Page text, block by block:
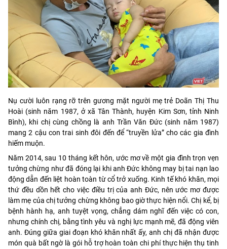
Nụ cười luôn rạng rỡ trên gương mặt người mẹ trẻ Doãn Thị Thu
Hoài (sinh năm 1987, ở xã Tân Thành, huyện Kim Sơn, tỉnh Ninh
Bình), khi chị cùng chồng là anh Trần Văn Đức (sinh năm 1987)
mang 2 cậu con trai sinh đôi đến để “truyền lửa” cho các gia đình
hiếm muộn.
Năm 2014, sau 10 tháng kết hôn, ước mơ về một gia đình trọn vẹn
tưởng chừng như đã đóng lại khi anh Đức không may bị tai nạn lao
động dẫn đến liệt hoàn toàn từ cổ trở xuống. Kinh tế khó khăn, mọi
thứ đều dồn hết cho việc điều trị của anh Đức, nên ước mơ được
làm mẹ của chị tưởng chừng không bao giờ thực hiện nổi. Chị kể, bị
bệnh hành hạ, anh tuyệt vọng, chẳng dám nghĩ đến việc có con,
nhưng chính chị, bằng tình yêu và nghị lực mạnh mẽ, đã động viên
anh. Đúng giữa giai đoạn khó khăn nhất ấy, anh chị đã nhận được
món quà bất ngờ là gói hỗ trợ hoàn toàn chi phí thực hiện thụ tinh